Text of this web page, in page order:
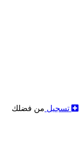
تسجيل من فضلك